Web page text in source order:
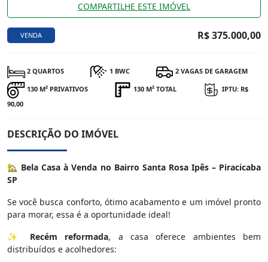
COMPARTILHE ESTE IMÓVEL
VENDA R$ 375.000,00
2 QUARTOS 1 BWC 2 VAGAS DE GARAGEM
130 M² PRIVATIVOS 130 M² TOTAL
IPTU: R$
90,00
DESCRIÇÃO DO IMÓVEL
🏡 Bela Casa à Venda no Bairro Santa Rosa Ipês – Piracicaba
SP
Se você busca conforto, ótimo acabamento e um imóvel pronto
para morar, essa é a oportunidade ideal!
✨ Recém reformada, a casa oferece ambientes bem
distribuídos e acolhedores: